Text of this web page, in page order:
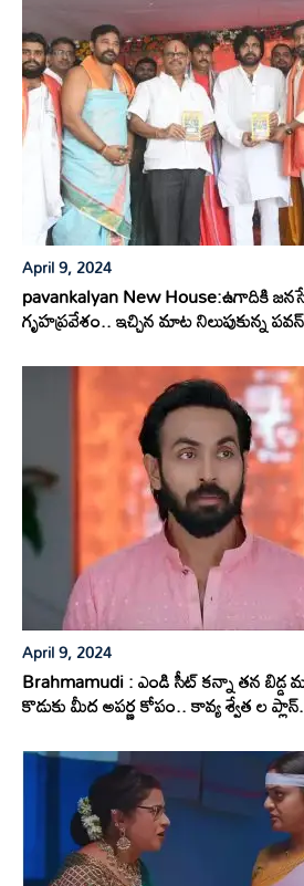
April 9, 2024
pavankalyan New House:ఉగాదికి
గృహప్రవేశం.. ఇచ్చిన మాట నిలుపుకున్న
April 9, 2024
Brahmamudi : ఎండి సీట్ కన్నా తన బిడ్డ
కొడుకు మీద అపర్ణ కోపం.. కావ్య శ్వేత ల